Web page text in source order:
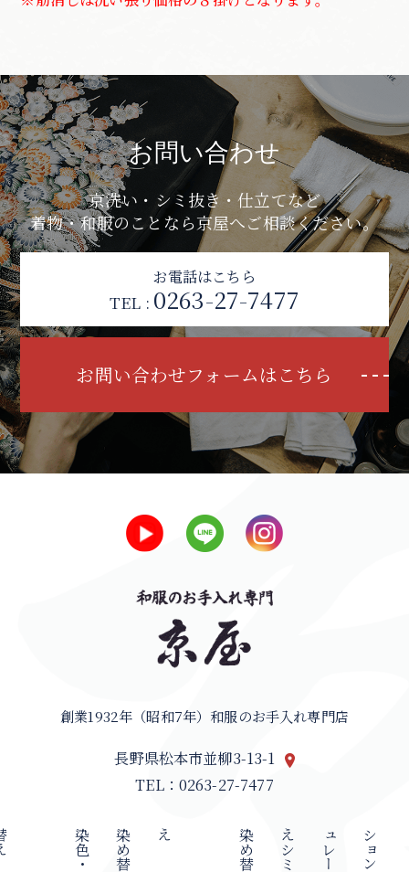
お問い合わせ
京洗い・シミ抜き・仕立てなど
着物・和服のことなら京屋へご相談ください。
お電話はこちら
TEL : 0263-27-7477
お問い合わせフォームはこちら
創業1932年（昭和7年）和服のお手入れ専門店
長野県松本市並柳3-13-1
TEL：0263-27-7477
染
色
・
染
め
替 え 染
め
替
え
シ
ミ
ュ
レ
ー
シ
ョ ン